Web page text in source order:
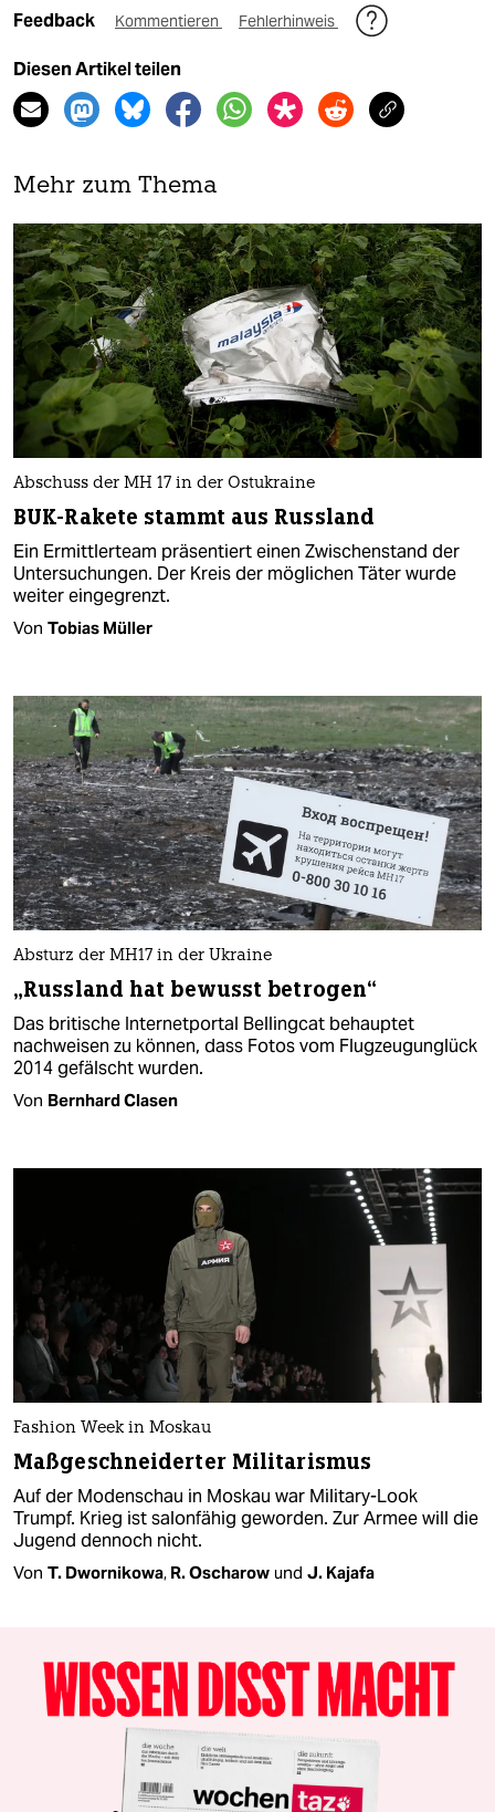
Feedback Kommentieren Fehlerhinweis
Diesen Artikel teilen
Mehr zum Thema
Abschuss der MH 17 in der Ostukraine
BUK-Rakete stammt aus Russland
Ein Ermittlerteam präsentiert einen Zwischenstand der
Untersuchungen. Der Kreis der möglichen Täter wurde
weiter eingegrenzt.
Von Tobias Müller
Absturz der MH17 in der Ukraine
„Russland hat bewusst betrogen“
Das britische Internetportal Bellingcat behauptet
nachweisen zu können, dass Fotos vom Flugzeugunglück
2014 gefälscht wurden.
Von Bernhard Clasen
Fashion Week in Moskau
Maßgeschneiderter Militarismus
Auf der Modenschau in Moskau war Military-Look
Trumpf. Krieg ist salonfähig geworden. Zur Armee will die
Jugend dennoch nicht.
Von T. Dwornikowa, R. Oscharow und J. Kajafa